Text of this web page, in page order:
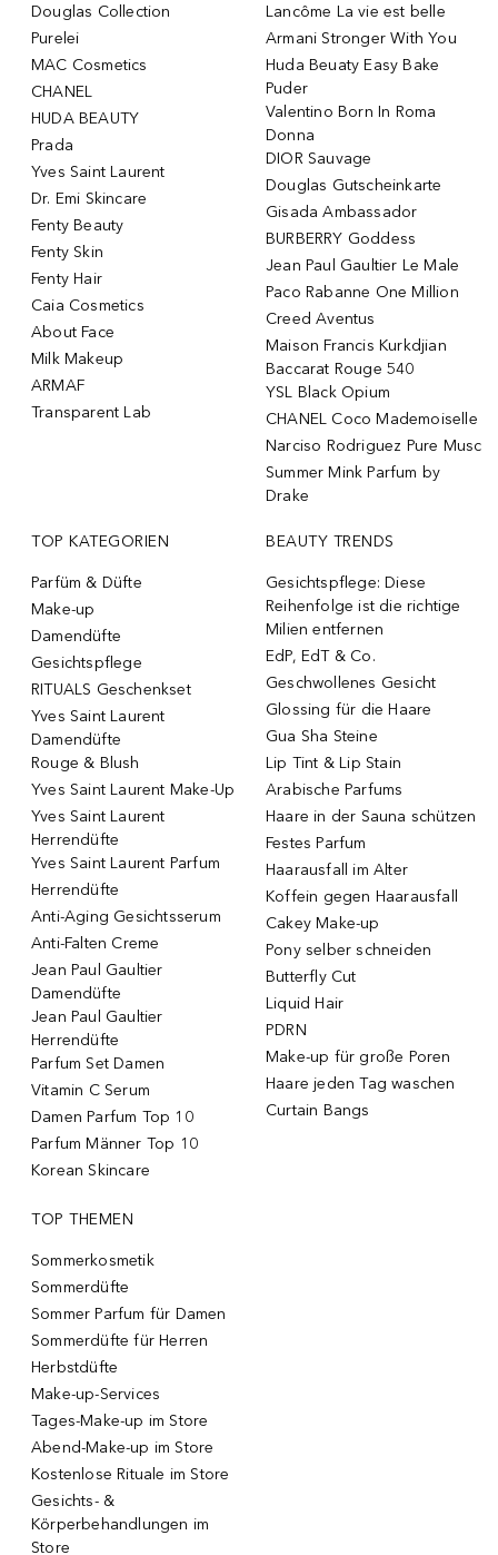
Douglas Collection
Purelei
MAC Cosmetics
CHANEL
HUDA BEAUTY
Prada
Yves Saint Laurent
Dr. Emi Skincare
Fenty Beauty
Fenty Skin
Fenty Hair
Caia Cosmetics
About Face
Milk Makeup
ARMAF
Transparent Lab
Lancôme La vie est belle
Armani Stronger With You
Huda Beuaty Easy Bake
Puder
Valentino Born In Roma
Donna
DIOR Sauvage
Douglas Gutscheinkarte
Gisada Ambassador
BURBERRY Goddess
Jean Paul Gaultier Le Male
Paco Rabanne One Million
Creed Aventus
Maison Francis Kurkdjian
Baccarat Rouge 540
YSL Black Opium
CHANEL Coco Mademoiselle
Narciso Rodriguez Pure Musc
Summer Mink Parfum by
Drake
TOP KATEGORIEN
Parfüm & Düfte
Make-up
Damendüfte
Gesichtspflege
RITUALS Geschenkset
Yves Saint Laurent
Damendüfte
Rouge & Blush
Yves Saint Laurent Make-Up
Yves Saint Laurent
Herrendüfte
Yves Saint Laurent Parfum
Herrendüfte
Anti-Aging Gesichtsserum
Anti-Falten Creme
Jean Paul Gaultier
Damendüfte
Jean Paul Gaultier
Herrendüfte
Parfum Set Damen
Vitamin C Serum
Damen Parfum Top 10
Parfum Männer Top 10
Korean Skincare
BEAUTY TRENDS
Gesichtspflege: Diese
Reihenfolge ist die richtige
Milien entfernen
EdP, EdT & Co.
Geschwollenes Gesicht
Glossing für die Haare
Gua Sha Steine
Lip Tint & Lip Stain
Arabische Parfums
Haare in der Sauna schützen
Festes Parfum
Haarausfall im Alter
Koffein gegen Haarausfall
Cakey Make-up
Pony selber schneiden
Butterfly Cut
Liquid Hair
PDRN
Make-up für große Poren
Haare jeden Tag waschen
Curtain Bangs
TOP THEMEN
Sommerkosmetik
Sommerdüfte
Sommer Parfum für Damen
Sommerdüfte für Herren
Herbstdüfte
Make-up-Services
Tages-Make-up im Store
Abend-Make-up im Store
Kostenlose Rituale im Store
Gesichts- &
Körperbehandlungen im
Store